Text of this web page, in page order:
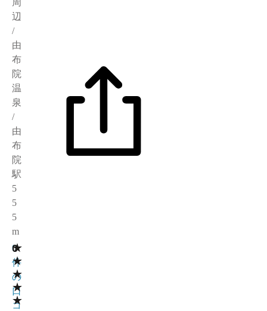
辺
/
由
布
院
温
泉
/
由
布
院
駅
5
5
5
m
★
★
★
★
★
0
0
件
の
口
コ